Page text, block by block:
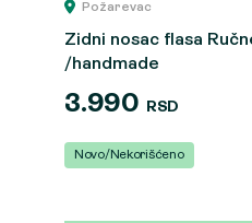
Požarevac
Zidni nosac flasa
/handmade
3.990 RSD
Novo/Nekorišćeno